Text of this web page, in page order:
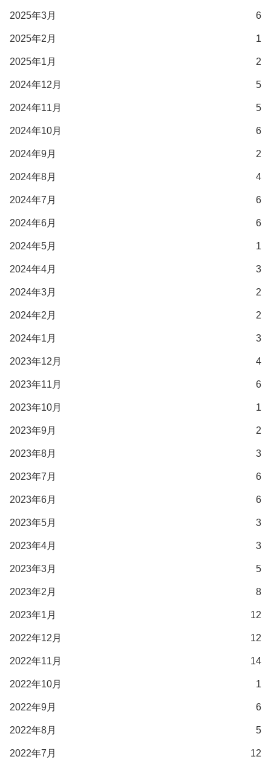
2025年3月 6
2025年2月 1
2025年1月 2
2024年12月 5
2024年11月 5
2024年10月 6
2024年9月 2
2024年8月 4
2024年7月 6
2024年6月 6
2024年5月 1
2024年4月 3
2024年3月 2
2024年2月 2
2024年1月 3
2023年12月 4
2023年11月 6
2023年10月 1
2023年9月 2
2023年8月 3
2023年7月 6
2023年6月 6
2023年5月 3
2023年4月 3
2023年3月 5
2023年2月 8
2023年1月 12
2022年12月 12
2022年11月 14
2022年10月 1
2022年9月 6
2022年8月 5
2022年7月 12